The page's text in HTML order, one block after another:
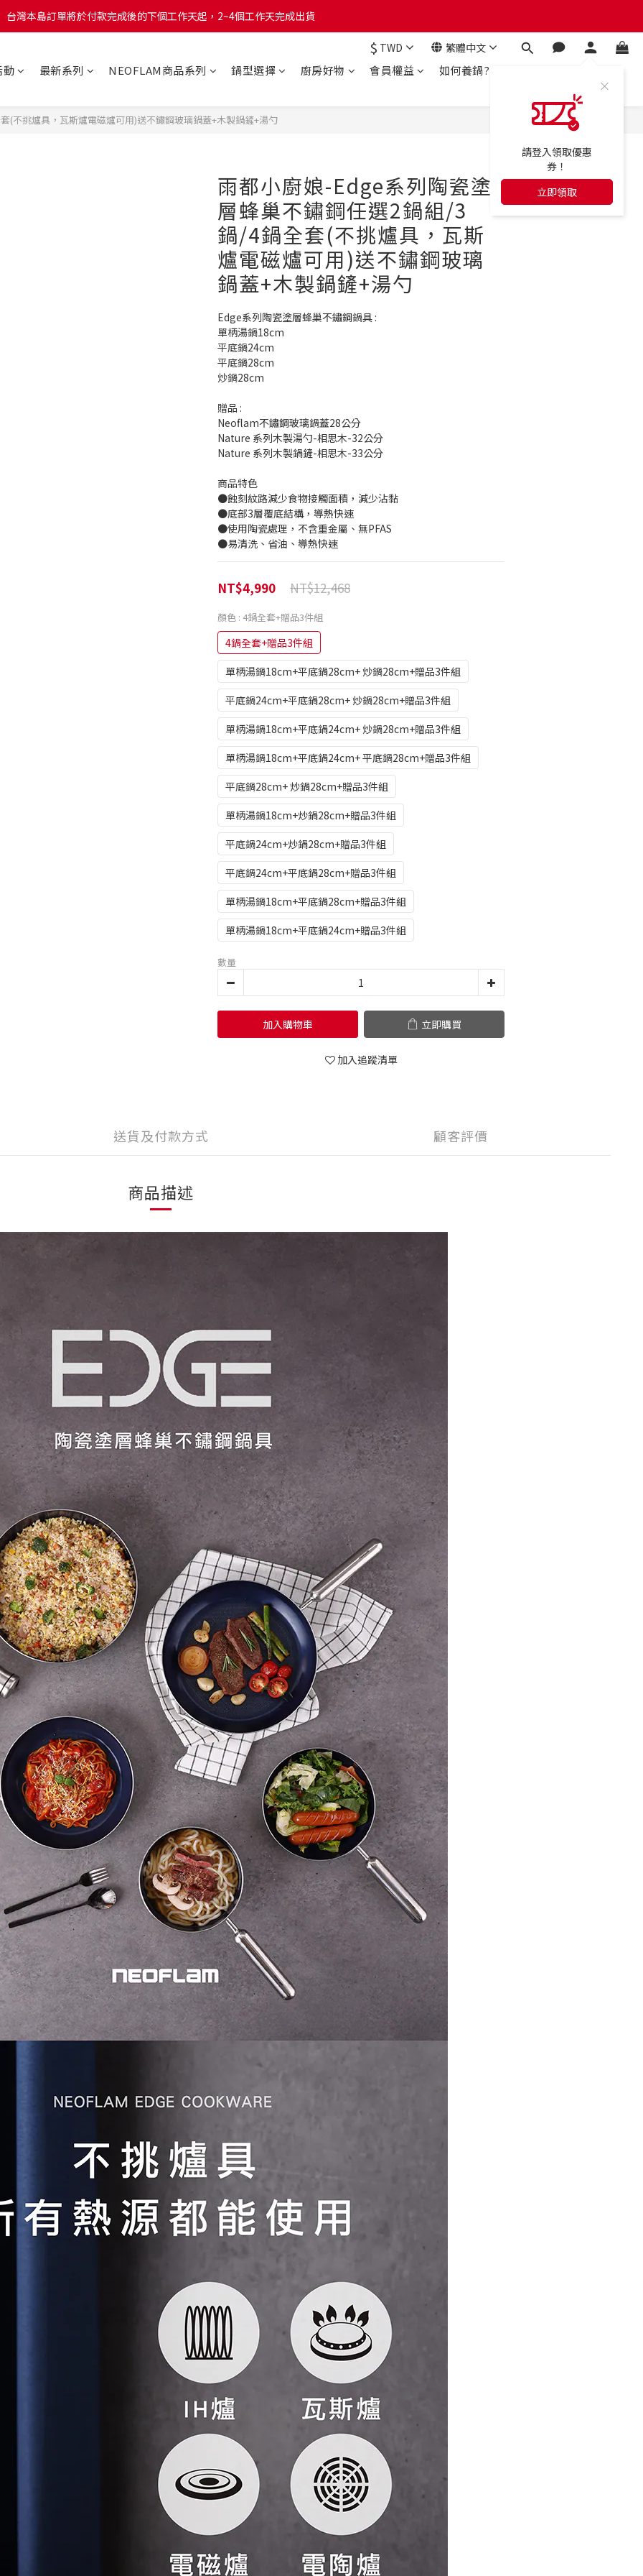
台灣本島訂單將於付款完成後的下個工作天起，2~4個工作天完成出貨
台灣本島訂單將於付款完成後的下個工作天起，2~4個工作天完成出貨
台灣本島訂單將於付款完成後的下個工作天起，2~4個工作天完成出貨
$ TWD 繁體中文
請登入領取優惠
券！
立即領取
動 最新系列 NEOFLAM商品系列 鍋型選擇 廚房好物 會員權益 如何養鍋?
不挑爐具，瓦斯爐電磁爐可用)送不鏽鋼玻璃鍋蓋+木製鍋鏟+湯勺
雨都小廚娘-Edge系列陶瓷塗
層蜂巢不鏽鋼任選2鍋組/3
鍋/4鍋全套(不挑爐具，瓦斯
爐電磁爐可用)送不鏽鋼玻璃
鍋蓋+木製鍋鏟+湯勺
Edge系列陶瓷塗層蜂巢不鏽鋼鍋具 :
單柄湯鍋18cm
平底鍋24cm
平底鍋28cm
炒鍋28cm
贈品 :
Neoflam不鏽鋼玻璃鍋蓋28公分
Nature 系列木製湯勺-相思木-32公分
Nature 系列木製鍋鏟-相思木-33公分
商品特色
●蝕刻紋路減少食物接觸面積，減少沾黏
●底部3層覆底結構，導熱快速
●使用陶瓷處理，不含重金屬、無PFAS
●易清洗、省油、導熱快速
NT$12,468
NT$4,990
顏色 : 4鍋全套+贈品3件組
4鍋全套+贈品3件組
單柄湯鍋18cm+平底鍋28cm+ 炒鍋28cm+贈品3件組
平底鍋24cm+平底鍋28cm+ 炒鍋28cm+贈品3件組
單柄湯鍋18cm+平底鍋24cm+ 炒鍋28cm+贈品3件組
單柄湯鍋18cm+平底鍋24cm+ 平底鍋28cm+贈品3件組
平底鍋28cm+ 炒鍋28cm+贈品3件組
單柄湯鍋18cm+炒鍋28cm+贈品3件組
平底鍋24cm+炒鍋28cm+贈品3件組
平底鍋24cm+平底鍋28cm+贈品3件組
單柄湯鍋18cm+平底鍋28cm+贈品3件組
單柄湯鍋18cm+平底鍋24cm+贈品3件組
數量
加入購物車 立即購買
加入追蹤清單
送貨及付款方式 顧客評價
商品描述